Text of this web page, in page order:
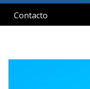
Contacto